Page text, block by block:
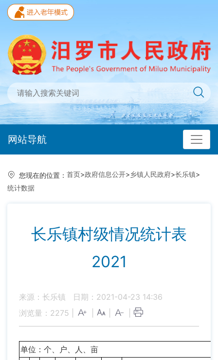
网站导航
您现在的位置： 首页>政府信息公开>乡镇人民政府>长乐镇>
统计数据
长乐镇村级情况统计表
2021
来源：长乐镇
日期：2021-04-23 14:36
浏览量： 2275
单位：个、户、人、亩